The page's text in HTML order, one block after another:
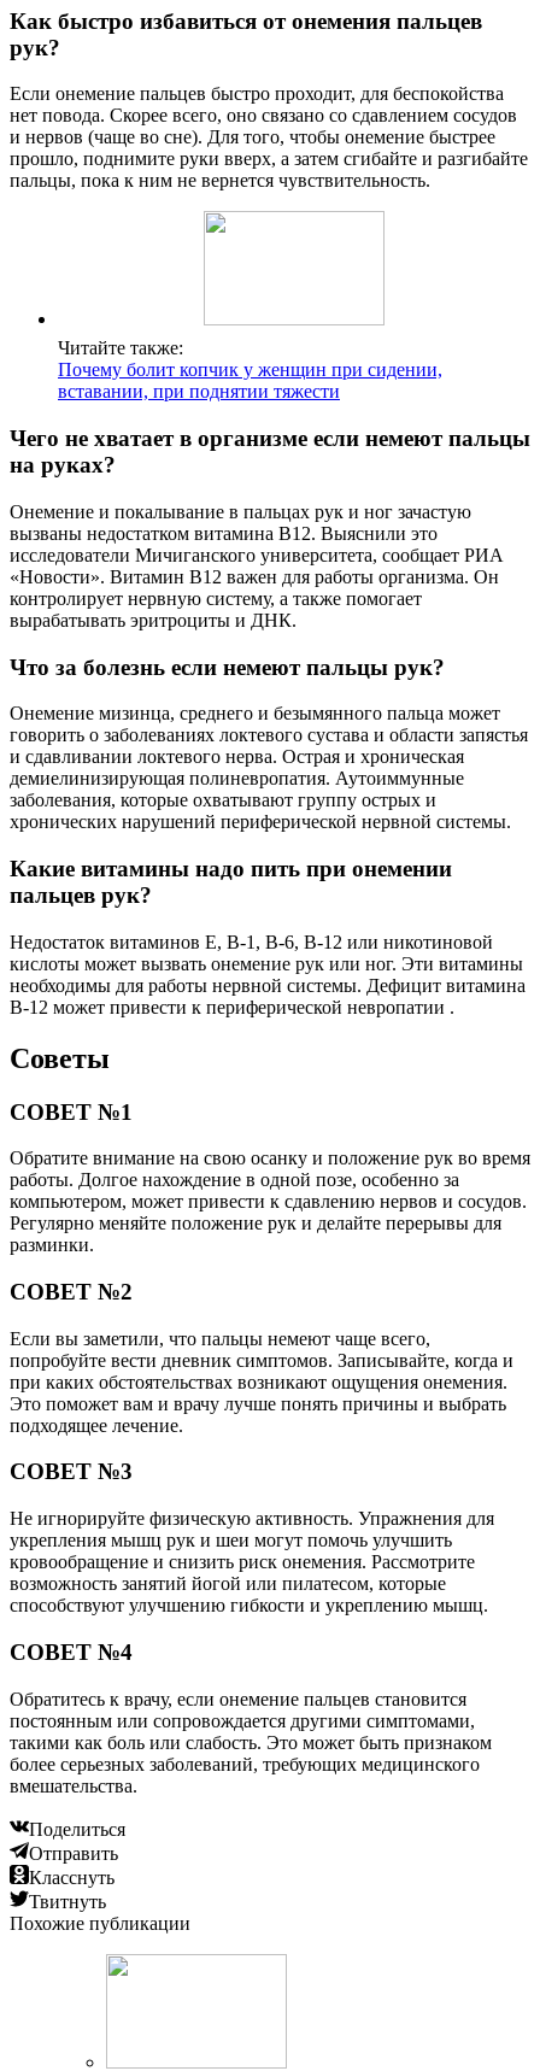
Как быстро избавиться от онемения пальцев
рук?
Если онемение пальцев быстро проходит, для беспокойства
нет повода. Скорее всего, оно связано со сдавлением сосудов
и нервов (чаще во сне). Для того, чтобы онемение быстрее
прошло, поднимите руки вверх, а затем сгибайте и разгибайте
пальцы, пока к ним не вернется чувствительность.
Читайте также:
Почему болит копчик у женщин при сидении,
вставании, при поднятии тяжести
Чего не хватает в организме если немеют пальцы
на руках?
Онемение и покалывание в пальцах рук и ног зачастую
вызваны недостатком витамина B12. Выяснили это
исследователи Мичиганского университета, сообщает РИА
«Новости». Витамин B12 важен для работы организма. Он
контролирует нервную систему, а также помогает
вырабатывать эритроциты и ДНК.
Что за болезнь если немеют пальцы рук?
Онемение мизинца, среднего и безымянного пальца может
говорить о заболеваниях локтевого сустава и области запястья
и сдавливании локтевого нерва. Острая и хроническая
демиелинизирующая полиневропатия. Аутоиммунные
заболевания, которые охватывают группу острых и
хронических нарушений периферической нервной системы.
Какие витамины надо пить при онемении
пальцев рук?
Недостаток витаминов Е, В-1, В-6, В-12 или никотиновой
кислоты может вызвать онемение рук или ног. Эти витамины
необходимы для работы нервной системы. Дефицит витамина
B-12 может привести к периферической невропатии .
Советы
СОВЕТ №1
Обратите внимание на свою осанку и положение рук во время
работы. Долгое нахождение в одной позе, особенно за
компьютером, может привести к сдавлению нервов и сосудов.
Регулярно меняйте положение рук и делайте перерывы для
разминки.
СОВЕТ №2
Если вы заметили, что пальцы немеют чаще всего,
попробуйте вести дневник симптомов. Записывайте, когда и
при каких обстоятельствах возникают ощущения онемения.
Это поможет вам и врачу лучше понять причины и выбрать
подходящее лечение.
СОВЕТ №3
Не игнорируйте физическую активность. Упражнения для
укрепления мышц рук и шеи могут помочь улучшить
кровообращение и снизить риск онемения. Рассмотрите
возможность занятий йогой или пилатесом, которые
способствуют улучшению гибкости и укреплению мышц.
СОВЕТ №4
Обратитесь к врачу, если онемение пальцев становится
постоянным или сопровождается другими симптомами,
такими как боль или слабость. Это может быть признаком
более серьезных заболеваний, требующих медицинского
вмешательства.
Поделиться
Отправить
Класснуть
Твитнуть
Похожие публикации